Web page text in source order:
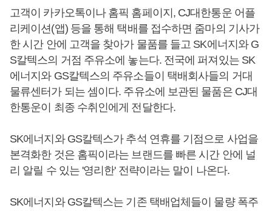
고객이 카카오톡이나 홈픽 홈페이지, CJ대한통운 어플
리케이션(앱) 등을 통해 택배를 접수하면 줌마의 기사가
한 시간 안에 고객을 찾아가 물품를 들고 SK에너지와 G
S칼텍스의 거점 주유소에 놓는다. 전국에 퍼져있는 SK
에너지와 GS칼텍스의 주유소들이 택배회사들의 거대
물류센터가 되는 셈이다. 주유소에 보관된 물품은 CJ대
한통운이 최종 수취인에게 전달한다.
SK에너지와 GS칼텍스가 추석 연휴를 기점으로 사업을
본격화한 것은 홈픽이라는 브랜드를 빠른 시간 안에 널
리 알릴 수 있는 '영리한' 전략이라는 말이 나온다.
SK에너지와 GS칼텍스는 기존 택배업체들이 물량 폭주